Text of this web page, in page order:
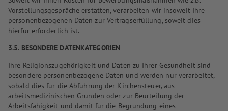
Vorstellungsgespräche erstatten, verarbeiten wir insoweit Ihre
personenbezogenen Daten zur Vertragserfüllung, soweit dies
hierfür erforderlich ist.
3.5. BESONDERE DATENKATEGORIEN
Ihre Religionszugehörigkeit und Daten zu Ihrer Gesundheit sind
besondere personenbezogene Daten und werden nur verarbeitet,
sobald dies für die Abführung der Kirchensteuer, aus
arbeitsmedizinischen Gründen oder zur Beurteilung der
Arbeitsfähigkeit und damit für die Begründung eines